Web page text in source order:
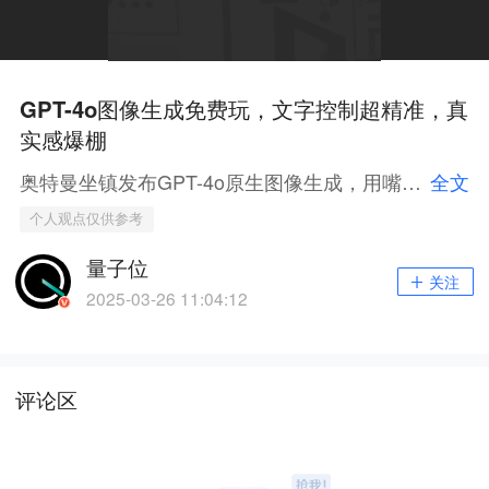
GPT-4o图像生成免费玩，文字控制超精准，真
实感爆棚
奥特曼坐镇发布GPT-4o原生图像生成，用嘴画图、p图全都实现了，ChatGPT上就能免费用，我们给大家总结了五个最炸裂的亮点。 全文
个人观点仅供参考
量子位
2025-03-26 11:04:12
关注
评论区